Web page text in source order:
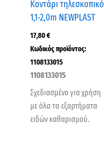
Κοντάρι τηλεσκοπικό
1,1-2,0m NEWPLAST
17,80€
Κωδικός προϊόντος:
1108133015
1108133015
Σχεδιασμένο για χρήση
με όλα τα εξαρτήματα
ειδών καθαρισμού.